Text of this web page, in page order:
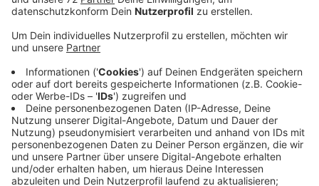
Freitag, 08.05.2020 16:56
Das bisherige Kontaktverbot bleibt bestehen.
Gastronomiebetriebe und Fitnesscenter bleiben auch
am Montag geschlossen - ebenso Geschäfte, die
mehr als 800 Quadratmeter Ladenfläche haben. Das
hat NRW-Gesundheitsminister Laumann aus